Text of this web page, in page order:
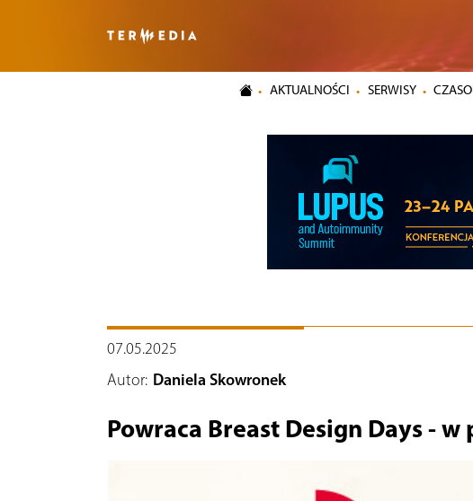
AKTUALNOŚCI SERWISY
07.05.2025
Autor: Daniela Skowronek
Powraca Breast Design Days -